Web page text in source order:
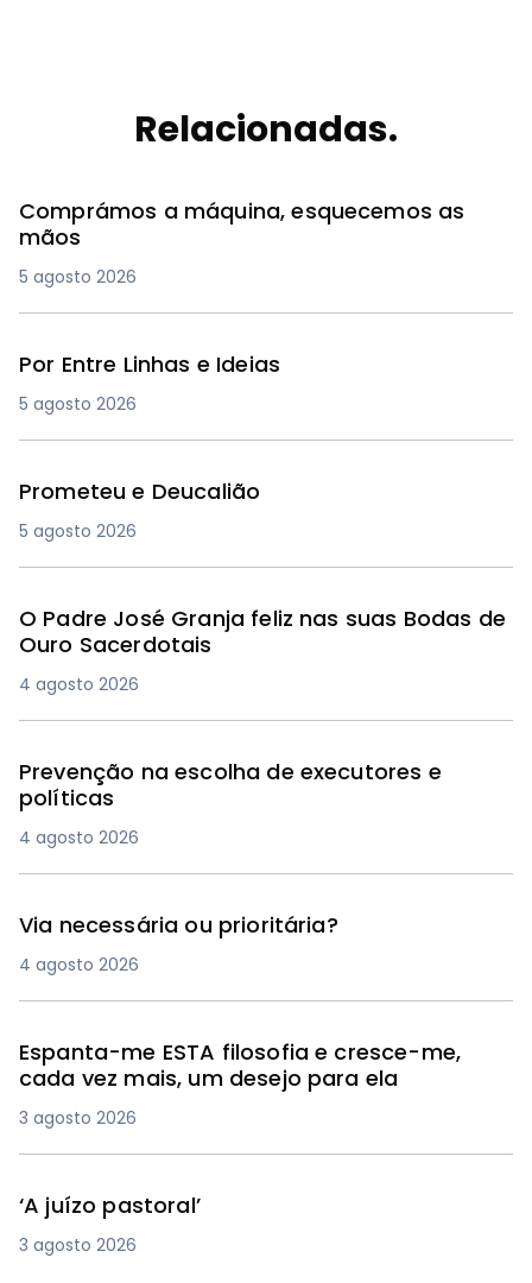
Relacionadas.
Comprámos a máquina, esquecemos as
mãos
5 agosto 2026
Por Entre Linhas e Ideias
5 agosto 2026
Prometeu e Deucalião
5 agosto 2026
O Padre José Granja feliz nas suas Bodas de
Ouro Sacerdotais
4 agosto 2026
Prevenção na escolha de executores e
políticas
4 agosto 2026
Via necessária ou prioritária?
4 agosto 2026
Espanta-me ESTA filosofia e cresce-me,
cada vez mais, um desejo para ela
3 agosto 2026
‘A juízo pastoral’
3 agosto 2026